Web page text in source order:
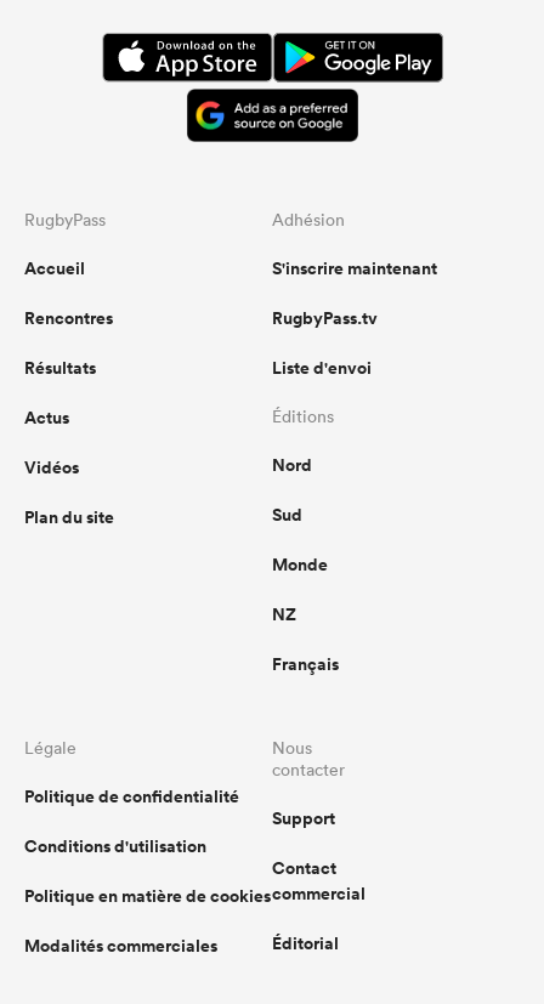
RugbyPass
Accueil
Rencontres
Résultats
Actus
Vidéos
Plan du site
Adhésion
S'inscrire maintenant
RugbyPass.tv
Liste d'envoi
Éditions
Nord
Sud
Monde
NZ
Français
Légale
Politique de confidentialité
Conditions d'utilisation
Politique en matière de cookies
Modalités commerciales
Nous
contacter
Support
Contact
commercial
Éditorial